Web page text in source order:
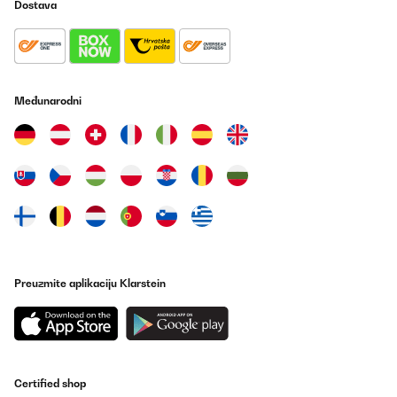
können die Mikrowelle nur wärmstens empfehlen - toller Retro
Amazon-Benutzer
Prevedi
Prevedi
Dostava
Međunarodni
Preuzmite aplikaciju Klarstein
Certified shop